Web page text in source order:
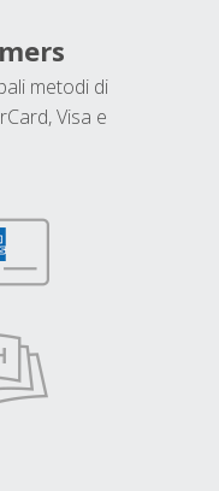
metodi di
Visa e